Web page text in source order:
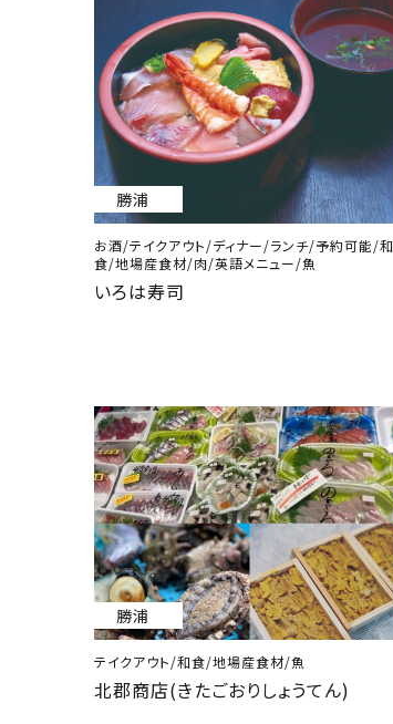
勝浦
お酒/テイクアウト/ディナー/ランチ/予約可能/和
食/地場産食材/肉/英語メニュー/魚
いろは寿司
勝浦
テイクアウト/和食/地場産食材/魚
北郡商店(きたごおりしょうてん)